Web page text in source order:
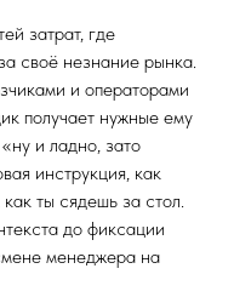
затрат, где
своё незнание рынка.
и операторами
получает нужные ему
и ладно, зато
инструкция, как
ты сядешь за стол.
до фиксации
менеджера на